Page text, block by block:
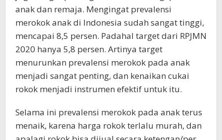
anak dan remaja. Mengingat prevalensi
merokok anak di Indonesia sudah sangat tinggi,
mencapai 8,5 persen. Padahal target dari RPJMN
2020 hanya 5,8 persen. Artinya target
menurunkan prevalensi merokok pada anak
menjadi sangat penting, dan kenaikan cukai
rokok menjadi instrumen efektif untuk itu.
Selama ini prevalensi merokok pada anak terus
menaik, karena harga rokok terlalu murah, dan